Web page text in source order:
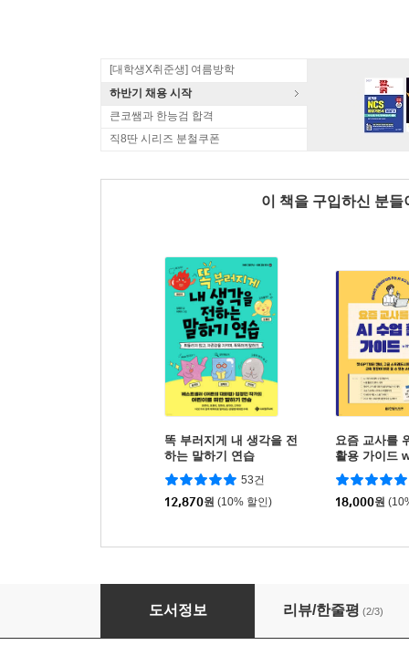
[대학생X취준생] 여름방학
하반기 채용 시작
큰코쌤과 한능검 합격
직8딴 시리즈 분철쿠폰
이 책을 구입하신 분
똑 부러지게 내 생각을 전
하는 말하기 연습
53건
12,870원 (10% 할인)
요즘 교사를
활용 가이드
정 교육과정
18,000원
2026 에듀윌 공인중개사 2차 회차별 기출문제집
도서정보 리뷰/한줄평 (2/3)